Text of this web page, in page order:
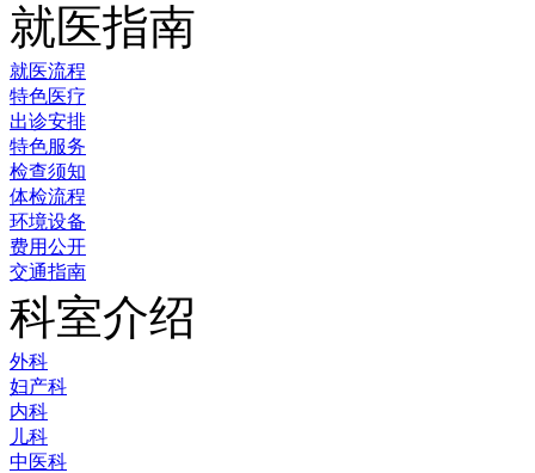
就医指南
就医流程
特色医疗
出诊安排
特色服务
检查须知
体检流程
环境设备
费用公开
交通指南
科室介绍
外科
妇产科
内科
儿科
中医科